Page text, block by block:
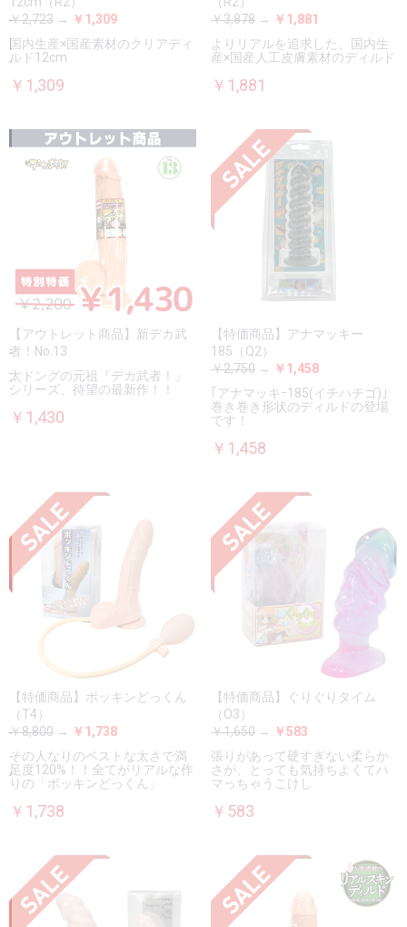
￥2,723 → ￥1,309
国内生産×国産素材のクリアディ
ルド12cm
￥1,309
￥3,878 → ￥1,881
よりリアルを追求した、国内生
産×国産人工皮膚素材のディルド
￥1,881
【アウトレット商品】新デカ武
者！No.13
太ドングの元祖『デカ武者！』
シリーズ、待望の最新作！！
￥1,430
【特価商品】アナマッキー
185（Q2）
￥2,750 → ￥1,458
｢アナマッキｰ185(イチハチゴ)｣
巻き巻き形状のディルドの登場
です！
￥1,458
【特価商品】ボッキンどっくん
（T4）
￥8,800 → ￥1,738
その人なりのベストな太さで満
足度120%！！全てがリアルな作
りの「ボッキンどっくん」
￥1,738
【特価商品】ぐりぐりタイム
（O3）
￥1,650 → ￥583
張りがあって硬すぎない柔らか
さが、とっても気持ちよくてハ
マっちゃうこけし
￥583